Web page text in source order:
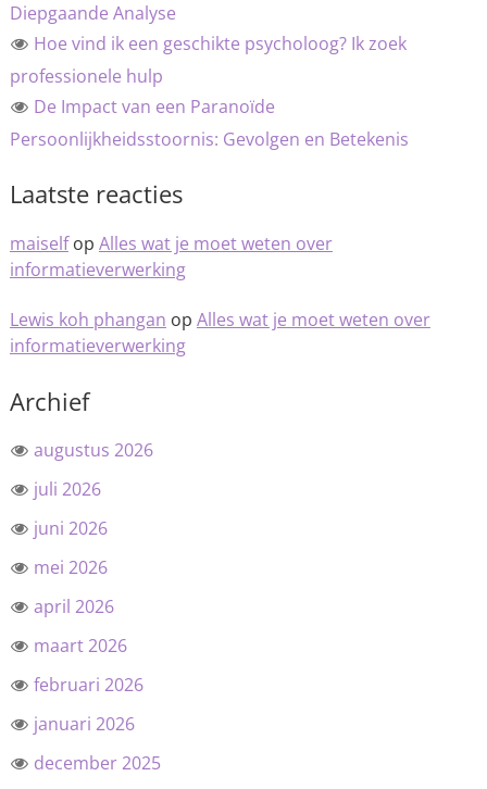
Diepgaande Analyse
Hoe vind ik een geschikte psycholoog? Ik zoek
professionele hulp
De Impact van een Paranoïde
Persoonlijkheidsstoornis: Gevolgen en Betekenis
Laatste reacties
maiselfop Alles wat je moet weten over
informatieverwerking
Lewis koh phangan op Alles wat je moet weten over
informatieverwerking
Archief
augustus 2026
juli 2026
juni 2026
mei 2026
april 2026
maart 2026
februari 2026
januari 2026
december 2025